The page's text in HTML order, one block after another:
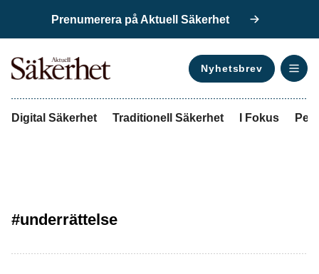
Prenumerera på Aktuell Säkerhet
Nyhetsbrev
Digital Säkerhet Traditionell Säkerhet I Fokus
#underrättelse